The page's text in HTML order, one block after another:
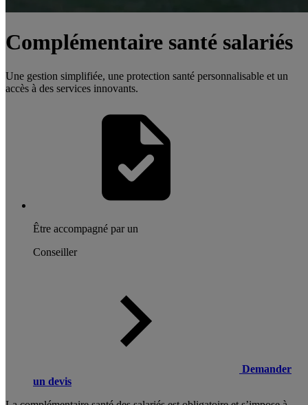
Complémentaire santé salariés
Une gestion simplifiée, une protection santé personnalisable et un
accès à des services innovants.
Être accompagné par un
Conseiller
Demander
un devis